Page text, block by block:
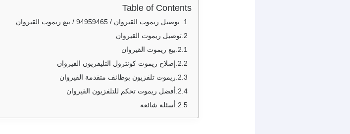
Table of Contents
توصيل ريموت القيروان / 94959465 / بيع ريموت القيروان
توصيل ريموت القيروان
بيع ريموت القيروان
إصلاح ريموت كونترول التليفزيون القيروان
ريموت تلفزيون بوظائف متقدمة القيروان
أفضل ريموت تحكم للتلفزيون القيروان
أسئلة شائعة